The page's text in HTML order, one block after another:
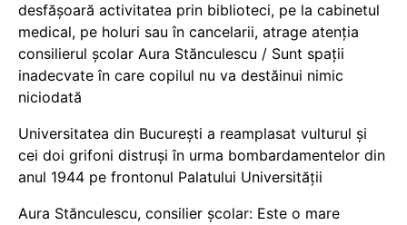
desfășoară activitatea prin biblioteci, pe la cabinetul
medical, pe holuri sau în cancelarii, atrage atenția
consilierul școlar Aura Stănculescu / Sunt spații
inadecvate în care copilul nu va destăinui nimic
niciodată
Universitatea din București a reamplasat vulturul și
cei doi grifoni distruși în urma bombardamentelor din
anul 1944 pe frontonul Palatului Universității
Aura Stănculescu, consilier școlar: Este o mare